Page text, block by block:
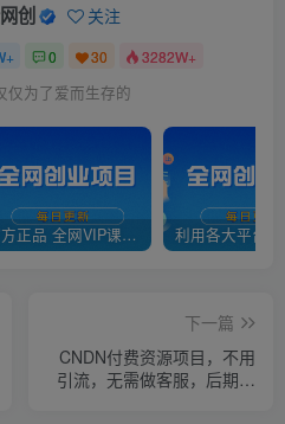
创 关注
0 30 3282W+
仅为了爱而生存的
官方正品 全网VIP课程 无损下载~
下一篇
CNDN付费资源项目，不用
引流，无需做客服，后期被